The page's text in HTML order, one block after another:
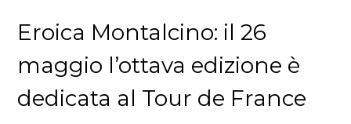
Eroica Montalcino: il 26
maggio l’ottava edizione è
dedicata al Tour de France